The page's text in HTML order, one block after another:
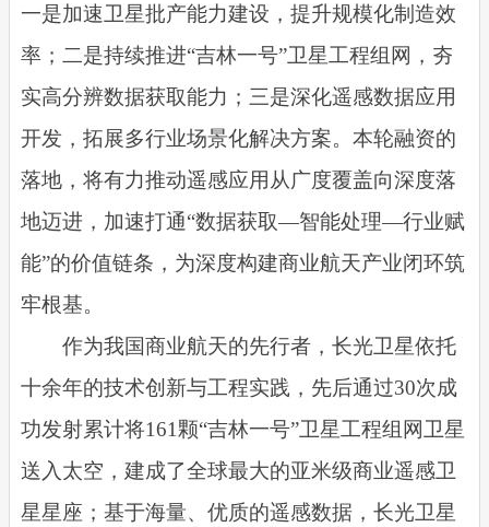
一是加速卫星批产能力建设，提升规模化制造效
率；二是持续推进“吉林一号”卫星工程组网，夯
实高分辨数据获取能力；三是深化遥感数据应用
开发，拓展多行业场景化解决方案。本轮融资的
落地，将有力推动遥感应用从广度覆盖向深度落
地迈进，加速打通“数据获取—智能处理—行业赋
能”的价值链条，为深度构建商业航天产业闭环筑
牢根基。
作为我国商业航天的先行者，长光卫星依托
十余年的技术创新与工程实践，先后通过30次成
功发射累计将161颗“吉林一号”卫星工程组网卫星
送入太空，建成了全球最大的亚米级商业遥感卫
星星座；基于海量、优质的遥感数据，长光卫星